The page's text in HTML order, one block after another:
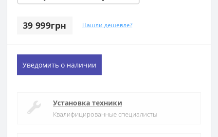
39 999грн Нашли дешевле?
Уведомить о наличии
Установка техники
Квалифицированные специалисты